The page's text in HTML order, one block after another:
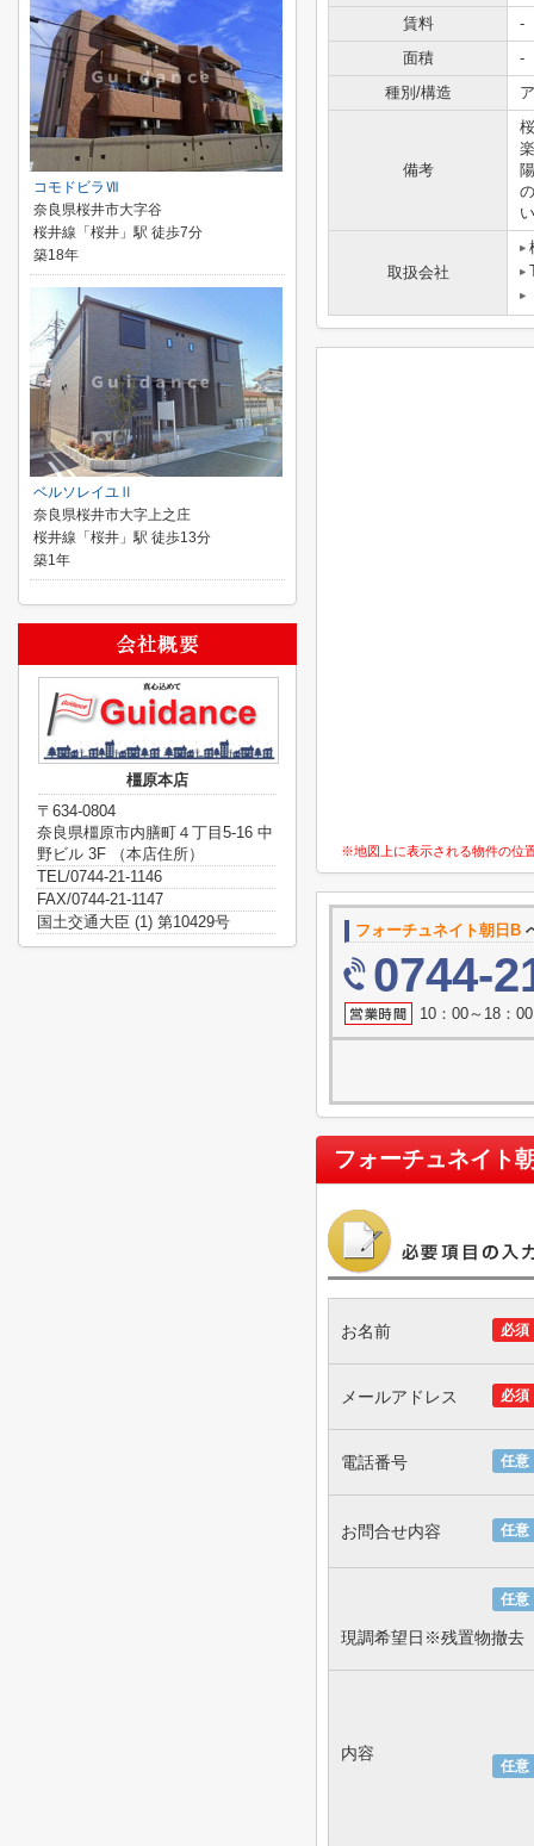
賃料
-
面積
-
種別/構造
備考
取扱会社
※地図上に表示される物件の位
フォーチュネイト朝日B
0744-
10：00～18：
フォーチュネイト
必須
お名前
必須
メールアドレス
任意
電話番号
任意
お問合せ内容
任意
現調希望日※残置物撤去
任意
内容
コモドビラⅦ
奈良県桜井市大字谷
桜井線「桜井」駅 徒歩7分
築18年
ベルソレイユⅡ
奈良県桜井市大字上之庄
桜井線「桜井」駅 徒歩13分
築1年
橿原本店
〒634-0804
奈良県橿原市内膳町４丁目5-16 中
野ビル 3F （本店住所）
TEL/0744-21-1146
FAX/0744-21-1147
国土交通大臣 (1) 第10429号